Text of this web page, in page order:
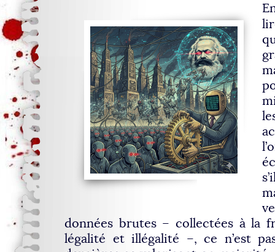
données brutes – collectées à la
légalité et illégalité –, ce n’est